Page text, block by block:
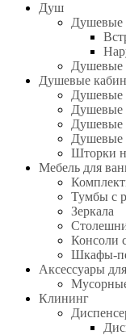
Душ
Душевые
Душевые
Душевые
Душевые
Душевые
Душевые
Душевые
Шторки
Мебель для
Тумбы с
Зеркала
Консоли
Шкафы-
Аксессуары
Клининг